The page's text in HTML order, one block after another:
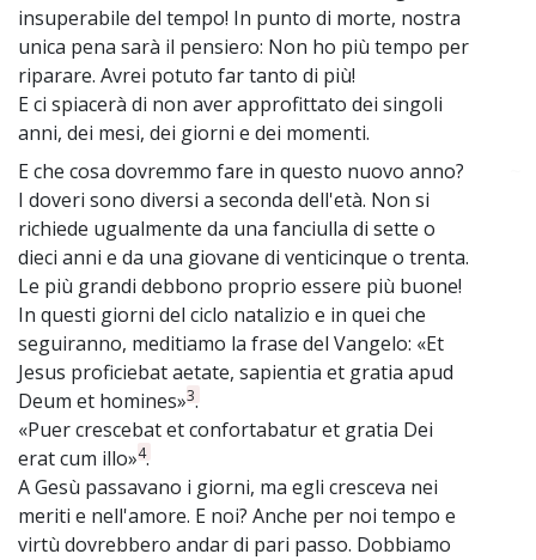
insuperabile del tempo! In punto di morte, nostra
unica pena sarà il pensiero: Non ho più tempo per
riparare. Avrei potuto far tanto di più!
E ci spiacerà di non aver approfittato dei singoli
anni, dei mesi, dei giorni e dei momenti.
E che cosa dovremmo fare in questo nuovo anno?
I doveri sono diversi a seconda dell'età. Non si
richiede ugualmente da una fanciulla di sette o
dieci anni e da una giovane di venticinque o trenta.
Le più grandi debbono proprio essere più buone!
In questi giorni del ciclo natalizio e in quei che
seguiranno, meditiamo la frase del Vangelo: «Et
Jesus proficiebat aetate, sapientia et gratia apud
Deum et homines»3.
«Puer crescebat et confortabatur et gratia Dei
erat cum illo»4.
A Gesù passavano i giorni, ma egli cresceva nei
meriti e nell'amore. E noi? Anche per noi tempo e
virtù dovrebbero andar di pari passo. Dobbiamo